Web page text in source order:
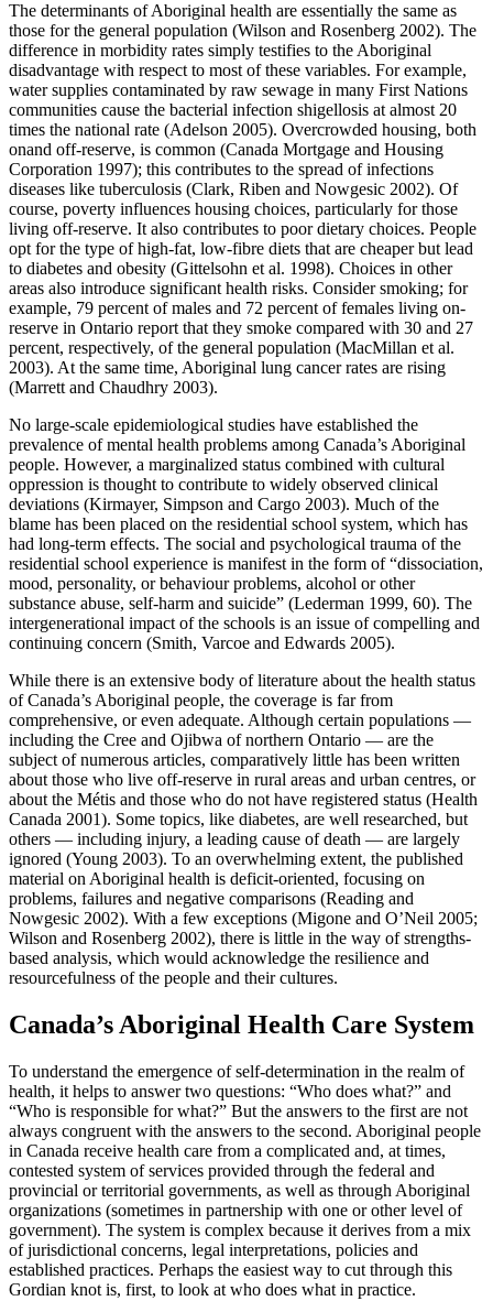
The determinants of Aboriginal health are essentially the same as
those for the general population (Wilson and Rosenberg 2002). The
difference in morbidity rates simply testifies to the Aboriginal
disadvantage with respect to most of these variables. For example,
water supplies contaminated by raw sewage in many First Nations
communities cause the bacterial infection shigellosis at almost 20
times the national rate (Adelson 2005). Overcrowded housing, both
onand off-reserve, is common (Canada Mortgage and Housing
Corporation 1997); this contributes to the spread of infections
diseases like tuberculosis (Clark, Riben and Nowgesic 2002). Of
course, poverty influences housing choices, particularly for those
living off-reserve. It also contributes to poor dietary choices. People
opt for the type of high-fat, low-fibre diets that are cheaper but lead
to diabetes and obesity (Gittelsohn et al. 1998). Choices in other
areas also introduce significant health risks. Consider smoking; for
example, 79 percent of males and 72 percent of females living on-
reserve in Ontario report that they smoke compared with 30 and 27
percent, respectively, of the general population (MacMillan et al.
2003). At the same time, Aboriginal lung cancer rates are rising
(Marrett and Chaudhry 2003).
No large-scale epidemiological studies have established the
prevalence of mental health problems among Canada’s Aboriginal
people. However, a marginalized status combined with cultural
oppression is thought to contribute to widely observed clinical
deviations (Kirmayer, Simpson and Cargo 2003). Much of the
blame has been placed on the residential school system, which has
had long-term effects. The social and psychological trauma of the
residential school experience is manifest in the form of “dissociation,
mood, personality, or behaviour problems, alcohol or other
substance abuse, self-harm and suicide” (Lederman 1999, 60). The
intergenerational impact of the schools is an issue of compelling and
continuing concern (Smith, Varcoe and Edwards 2005).
While there is an extensive body of literature about the health status
of Canada’s Aboriginal people, the coverage is far from
comprehensive, or even adequate. Although certain populations —
including the Cree and Ojibwa of northern Ontario — are the
subject of numerous articles, comparatively little has been written
about those who live off-reserve in rural areas and urban centres, or
about the Métis and those who do not have registered status (Health
Canada 2001). Some topics, like diabetes, are well researched, but
others — including injury, a leading cause of death — are largely
ignored (Young 2003). To an overwhelming extent, the published
material on Aboriginal health is deficit-oriented, focusing on
problems, failures and negative comparisons (Reading and
Nowgesic 2002). With a few exceptions (Migone and O’Neil 2005;
Wilson and Rosenberg 2002), there is little in the way of strengths-
based analysis, which would acknowledge the resilience and
resourcefulness of the people and their cultures.
Canada’s Aboriginal Health Care System
To understand the emergence of self-determination in the realm of
health, it helps to answer two questions: “Who does what?” and
“Who is responsible for what?” But the answers to the first are not
always congruent with the answers to the second. Aboriginal people
in Canada receive health care from a complicated and, at times,
contested system of services provided through the federal and
provincial or territorial governments, as well as through Aboriginal
organizations (sometimes in partnership with one or other level of
government). The system is complex because it derives from a mix
of jurisdictional concerns, legal interpretations, policies and
established practices. Perhaps the easiest way to cut through this
Gordian knot is, first, to look at who does what in practice.